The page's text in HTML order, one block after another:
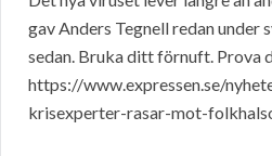
gav Anders Tegnell redan under
sedan. Bruka ditt förnuft. Prova
https://www.expressen.se/
krisexperter-rasar-mot-